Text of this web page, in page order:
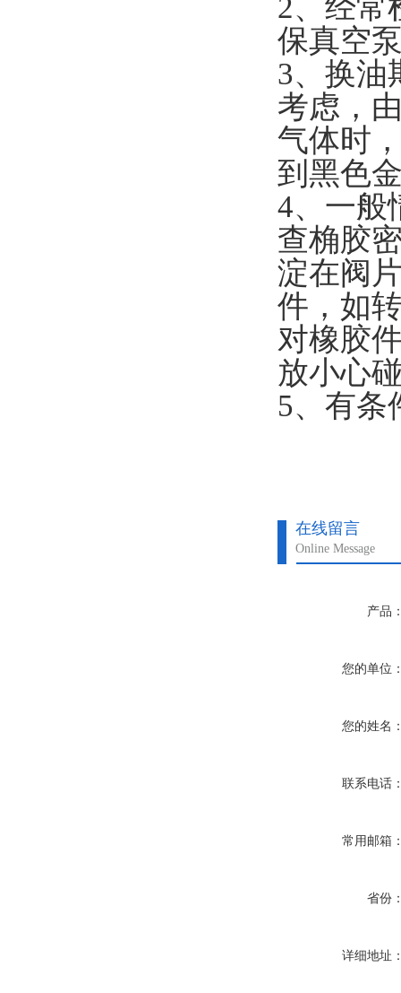
2、经常
保真空
3、换油
考虑，
气体时
到黑色
4、一般
查桷胶
淀在阀
件，如
对橡胶
放小心
5、有条
在线留言
Online Message
产品
您的单位
您的姓名
联系电话
常用邮箱
省份
详细地址